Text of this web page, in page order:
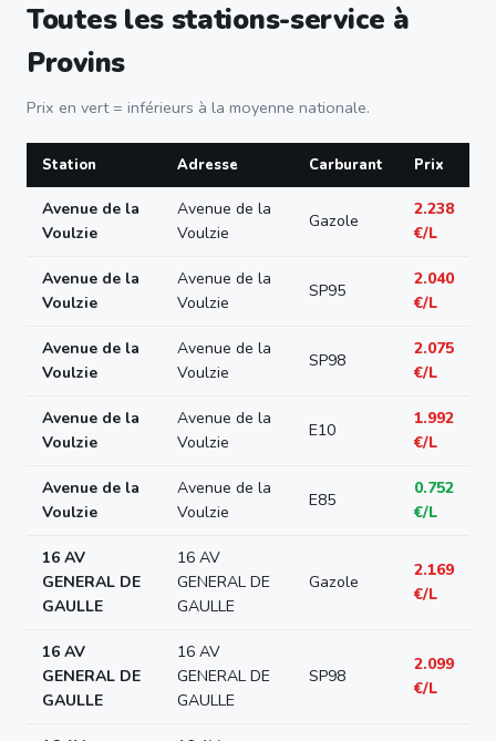
Toutes les stations-service à
Provins
Prix en vert = inférieurs à la moyenne nationale.
Station Adresse Carburant Prix
Avenue de la
Voulzie
Avenue de la
Voulzie
Gazole
2.238
€/L
Avenue de la
Voulzie
Avenue de la
Voulzie
SP95
2.040
€/L
Avenue de la
Voulzie
Avenue de la
Voulzie
SP98
2.075
€/L
Avenue de la
Voulzie
Avenue de la
Voulzie
E10
1.992
€/L
Avenue de la
Voulzie
Avenue de la
Voulzie
E85
0.752
€/L
16 AV
GENERAL DE
GAULLE
16 AV
GENERAL DE
GAULLE
Gazole
2.169
€/L
16 AV
GENERAL DE
GAULLE
16 AV
GENERAL DE
GAULLE
SP98
2.099
€/L